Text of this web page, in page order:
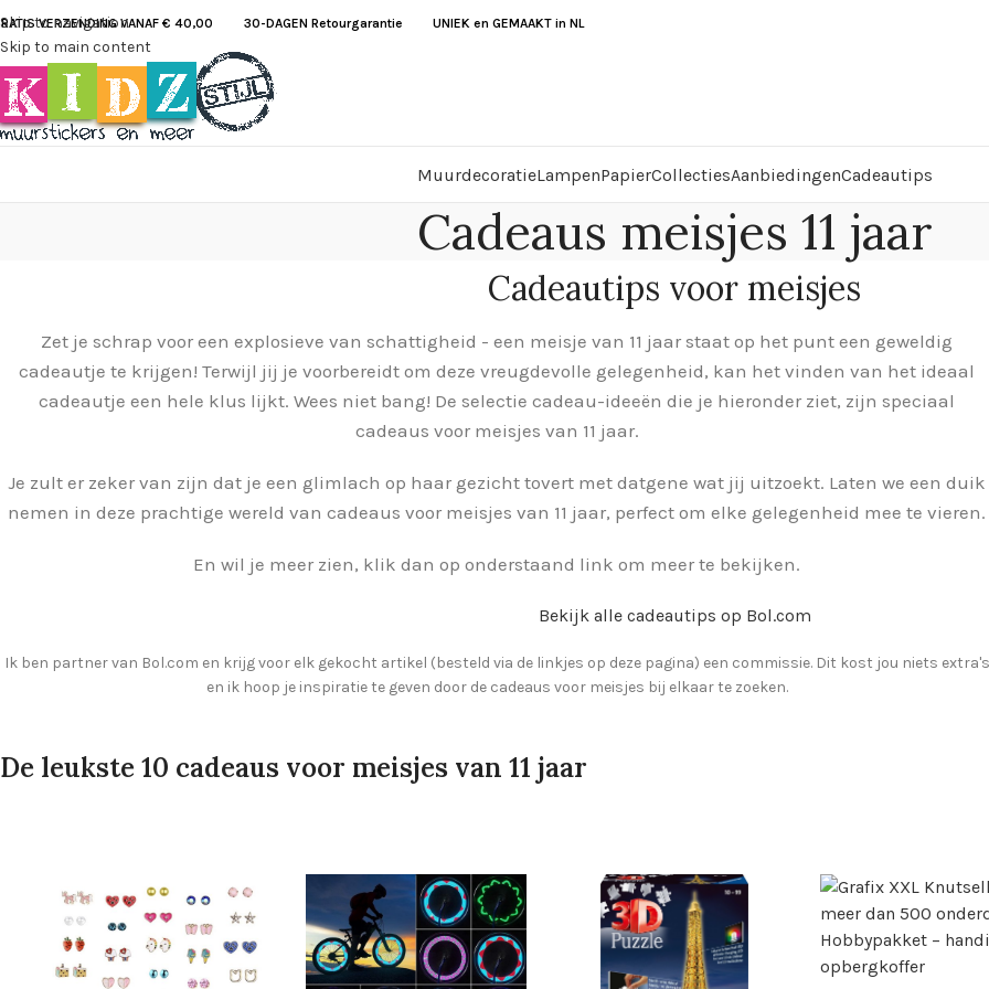
Skip to navigation
Skip to main content
VERZENDING VANAF € 40,00 30-DAGEN Retourgarantie UNIEK en GEMAAKT in NL
MuurdecoratieLampenPapierCollectiesAanbiedingenCadeautips
Cadeaus meisjes 11 jaar
Cadeautips voor meisjes
Zet je schrap voor een explosieve van schattigheid - een meisje van 11 jaar staat op het punt een geweldig
cadeautje te krijgen! Terwijl jij je voorbereidt om deze vreugdevolle gelegenheid, kan het vinden van het ideaal
cadeautje een hele klus lijkt. Wees niet bang! De selectie cadeau-ideeën die je hieronder ziet, zijn speciaal
cadeaus voor meisjes van 11 jaar.
Je zult er zeker van zijn dat je een glimlach op haar gezicht tovert met datgene wat jij uitzoekt. Laten we een duik
nemen in deze prachtige wereld van cadeaus voor meisjes van 11 jaar, perfect om elke gelegenheid mee te vieren.
En wil je meer zien, klik dan op onderstaand link om meer te bekijken.
Bekijk alle cadeautips op Bol.com
Ik ben partner van Bol.com en krijg voor elk gekocht artikel (besteld via de linkjes op deze pagina) een commissie. Dit kost jou niets extra's
en ik hoop je inspiratie te geven door de cadeaus voor meisjes bij elkaar te zoeken.
De leukste 10 cadeaus voor meisjes van 11 jaar